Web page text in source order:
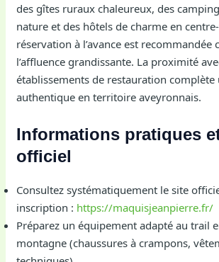
des gîtes ruraux chaleureux, des
nature et des hôtels de charme en
réservation à l’avance est recommandée
l’affluence grandissante. La proximité
établissements de restauration
authentique en territoire aveyronnais.
Informations pratiques
officiel
Consultez systématiquement le site
inscription : https://maquisjeanpierre.fr/
Préparez un équipement adapté au trail
montagne (chaussures à crampons,